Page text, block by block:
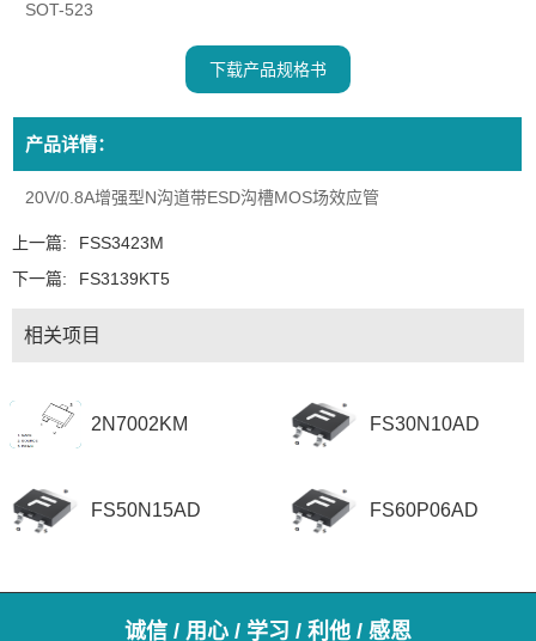
SOT-523
下载产品规格书
产品详情：
20V/0.8A增强型N沟道带ESD沟槽MOS场效应管
上一篇:
FSS3423M
下一篇:
FS3139KT5
相关项目
2N7002KM FS30N10AD
FS50N15AD FS60P06AD
诚信 / 用心 / 学习 / 利他 / 感恩